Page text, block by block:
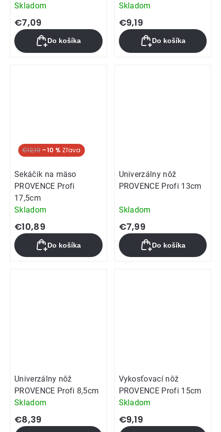
Skladom
€7,09
Do košíka
Skladom
€9,19
Do košíka
€12,19 –10 %
Sekáčik na mäso
PROVENCE Profi
17,5cm
Skladom
€10,89
Do košíka
Univerzálny nôž
PROVENCE Profi 13cm
Skladom
€7,99
Do košíka
Univerzálny nôž
PROVENCE Profi 8,5cm
Skladom
€8,39
Vykosťovací nôž
PROVENCE Profi 15cm
Skladom
€9,19